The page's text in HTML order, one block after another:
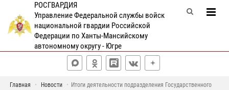
РОСГВАРДИЯ
Управление Федеральной службы войск
национальной гвардии Российской
Федерации по Ханты-Мансийскому
автономному округу - Югре
Главная Новости
Итоги деятельности подразделения Государственного